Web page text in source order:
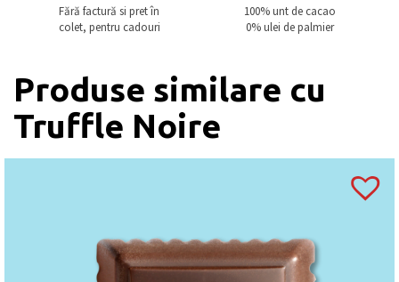
Fără factură si pret în
colet, pentru cadouri
100% unt de cacao
0% ulei de palmier
Produse similare cu
Truffle Noire